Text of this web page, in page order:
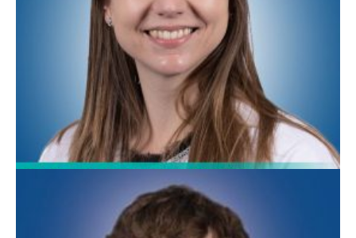
Christina Trapp, PA-C
Medicina Familiar